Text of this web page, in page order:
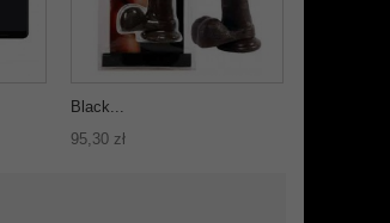
Black...
95,30 zł